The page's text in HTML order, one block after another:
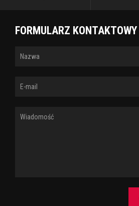
FORMULARZ KONTAKTOWY